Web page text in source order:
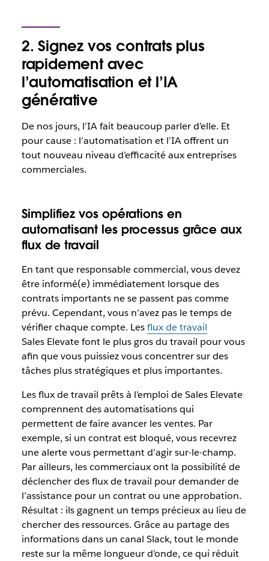
2. Signez vos contrats plus
rapidement avec
l’automatisation et l’IA
générative
De nos jours, l’IA fait beaucoup parler d’elle. Et
pour cause : l’automatisation et l’IA offrent un
tout nouveau niveau d’efficacité aux entreprises
commerciales.
Simplifiez vos opérations en
automatisant les processus grâce aux
flux de travail
En tant que responsable commercial, vous devez
être informé(e) immédiatement lorsque des
contrats importants ne se passent pas comme
prévu. Cependant, vous n’avez pas le temps de
vérifier chaque compte. Lesflux de travail
Sales Elevate font le plus gros du travail pour vous
afin que vous puissiez vous concentrer sur des
tâches plus stratégiques et plus importantes.
Les flux de travail prêts à l’emploi de Sales Elevate
comprennent des automatisations qui
permettent de faire avancer les ventes. Par
exemple, si un contrat est bloqué, vous recevrez
une alerte vous permettant d’agir sur-le-champ.
Par ailleurs, les commerciaux ont la possibilité de
déclencher des flux de travail pour demander de
l’assistance pour un contrat ou une approbation.
Résultat : ils gagnent un temps précieux au lieu de
chercher des ressources. Grâce au partage des
informations dans un canal Slack, tout le monde
reste sur la même longueur d’onde, ce qui réduit